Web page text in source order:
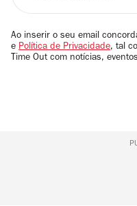
email
Ao inserir o seu email
e Política de Privacidade, tal
Time Out com notícias,